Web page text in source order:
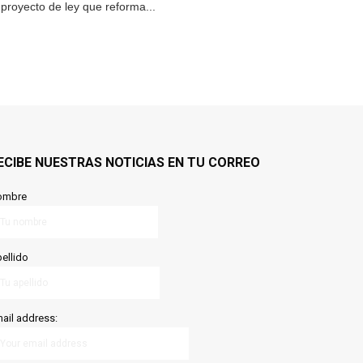
proyecto de ley que reforma...
NUESTRAS NOTICIAS EN TU CORREO
address: